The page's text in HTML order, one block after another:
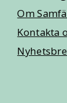
Om
Kontakta